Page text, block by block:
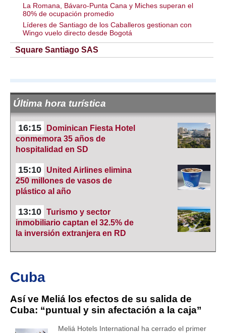
La Romana, Bávaro-Punta Cana y Miches superan el
80% de ocupación promedio
Líderes de Santiago de los Caballeros gestionan con
Wingo vuelo directo desde Bogotá
Square Santiago SAS
Última hora turística
16:15
Dominican Fiesta Hotel
conmemora 35 años de
hospitalidad en SD
15:10
United Airlines elimina
250 millones de vasos de
plástico al año
13:10 Turismo y sector
inmobiliario captan el 32.5% de
la inversión extranjera en RD
Cuba
Así ve Meliá los efectos de su salida de
Cuba: “puntual y sin afectación a la caja”
Meliá Hotels International ha cerrado el primer